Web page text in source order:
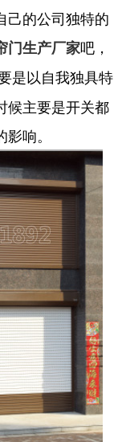
己的公司独特的
门生产厂家吧，
是以自我独具特
候主要是开关都
响。